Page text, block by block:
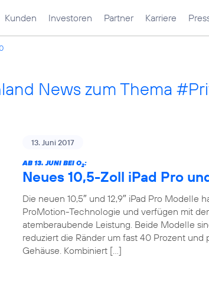
Kunden Investoren Partner Karriere
News zum Thema
13. Juni 2017
AB 13. JUNI BEI O2:
Neues 10,5-Zoll iPad Pro
Die neuen 10,5″ und 12,9″ iPad Pro
ProMotion-Technologie und verfügen mit
atemberaubende Leistung. Beide Modelle
reduziert die Ränder um fast 40 Prozent
Gehäuse. Kombiniert […]